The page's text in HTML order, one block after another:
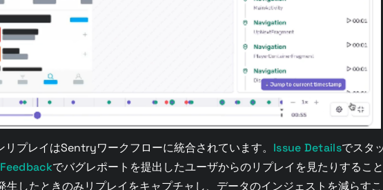
プレイはSentryワークフローに統合されています。 Issue Detailsでスタ
でバグレポートを提出したユーザからのリプレイを見たりすること
生したときのみリプレイをキャプチャし、データのインジェストを減らす